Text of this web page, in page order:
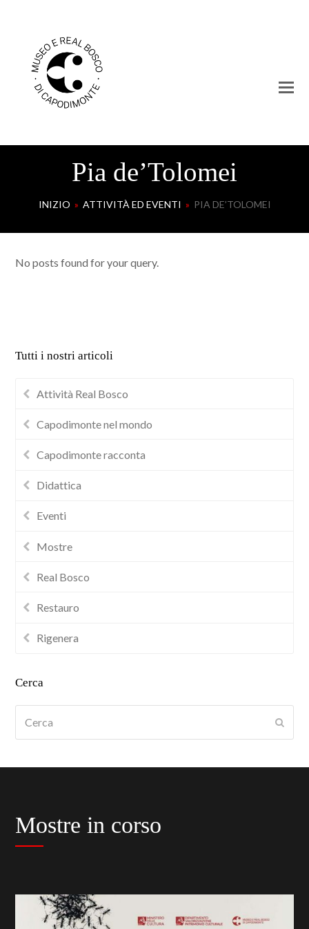
Pia de’Tolomei
INIZIO » ATTIVITÀ ED EVENTI » PIA DE’TOLOMEI
No posts found for your query.
Tutti i nostri articoli
Attività Real Bosco
Capodimonte nel mondo
Capodimonte racconta
Didattica
Eventi
Mostre
Real Bosco
Restauro
Rigenera
Cerca
Mostre in corso